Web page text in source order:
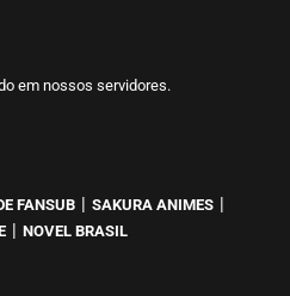
em nossos servidores.
FANSUB SAKURA ANIMES
NOVEL BRASIL